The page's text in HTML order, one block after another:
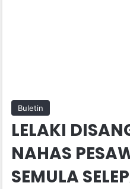
Buletin
LELAKI
NAHAS
SEMULA